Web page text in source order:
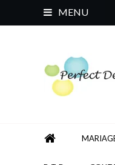
MENU